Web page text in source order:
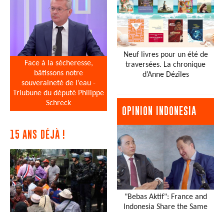
Face à la sécheresse,
bâtissons notre
souveraineté de l’eau -
Triubune du député Philippe
Schreck
15 ANS DÉJÀ !
Neuf livres pour un été de
traversées. La chronique
d’Anne Dézîles
OPINION INDONESIA
"Bebas Aktif": France and
Indonesia Share the Same